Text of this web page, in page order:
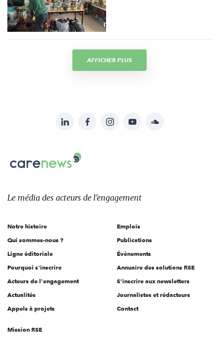
AFFICHER PLUS
sur:
LinkedInFacebookInstagramYouTubeSoundcloud
Carenews,
Le
des
l'engagement
Le média des acteurs de l'engagement
Notre histoire
Qui sommes-nous ?
Ligne éditoriale
Pourquoi s'inscrire
Acteurs de l'engagement
Actualités
Appels à projets
Emplois
Publications
Évènements
Annuaire des solutions RSE
S'inscrire aux newsletters
Journalistes et rédacteurs
Contact
Mission RSE